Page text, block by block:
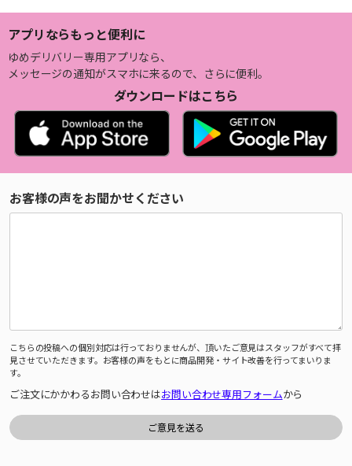
アプリならもっと便利に
ゆめデリバリー専用アプリなら、
メッセージの通知がスマホに来るので、さらに便利。
ダウンロードはこちら
お客様の声をお聞かせください
こちらの投稿への個別対応は行っておりませんが、頂いたご意見はスタッフがすべて拝
見させていただきます。お客様の声をもとに商品開発・サイト改善を行ってまいりま
す。
ご注文にかかわるお問い合わせはお問い合わせ専用フォームから